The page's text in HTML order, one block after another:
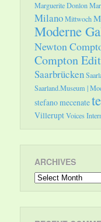
Marguerite Donlon
MilanoMittwoch
Moderne
Newton
Compton
Saarbrücken
Saarland.Museum |
stefano mecenate
VilleruptVoices
ARCHIVES
Archives